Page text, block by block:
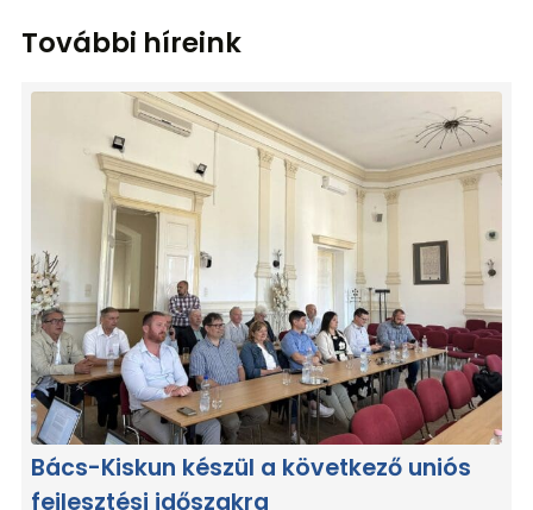
További híreink
Bács-Kiskun készül a következő uniós
fejlesztési időszakra